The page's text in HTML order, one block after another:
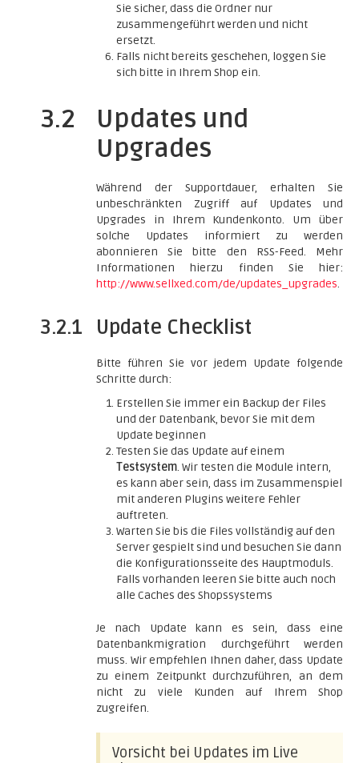
Sie sicher, dass die Ordner nur
zusammengeführt werden und nicht
ersetzt.
Falls nicht bereits geschehen, loggen Sie
sich bitte in Ihrem Shop ein.
3.2
Updates und
Upgrades
Während der Supportdauer, erhalten Sie
unbeschränkten Zugriff auf Updates und
Upgrades in Ihrem Kundenkonto. Um über
solche Updates informiert zu werden
abonnieren Sie bitte den RSS-Feed. Mehr
Informationen hierzu finden Sie hier:
http://www.sellxed.com/de/updates_upgrades.
3.2.1 Update Checklist
Bitte führen Sie vor jedem Update folgende
Schritte durch:
Erstellen Sie immer ein Backup der Files
und der Datenbank, bevor Sie mit dem
Update beginnen
Testen Sie das Update auf einem
Testsystem. Wir testen die Module intern,
es kann aber sein, dass im Zusammenspiel
mit anderen Plugins weitere Fehler
auftreten.
Warten Sie bis die Files vollständig auf den
Server gespielt sind und besuchen Sie dann
die Konfigurationsseite des Hauptmoduls.
Falls vorhanden leeren Sie bitte auch noch
alle Caches des Shopssystems
Je nach Update kann es sein, dass eine
Datenbankmigration durchgeführt werden
muss. Wir empfehlen Ihnen daher, dass Update
zu einem Zeitpunkt durchzuführen, an dem
nicht zu viele Kunden auf Ihrem Shop
zugreifen.
Vorsicht bei Updates im Live